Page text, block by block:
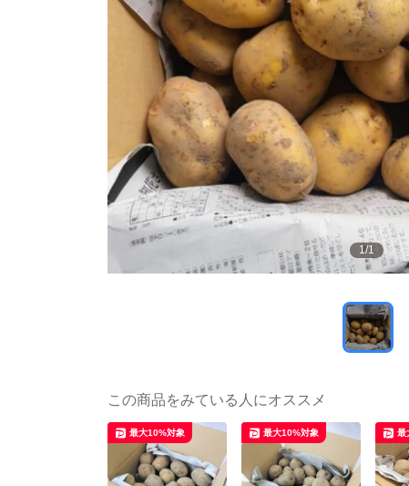
1/1
この商品をみている人にオススメ
最大10%対象 最大10%対象 最